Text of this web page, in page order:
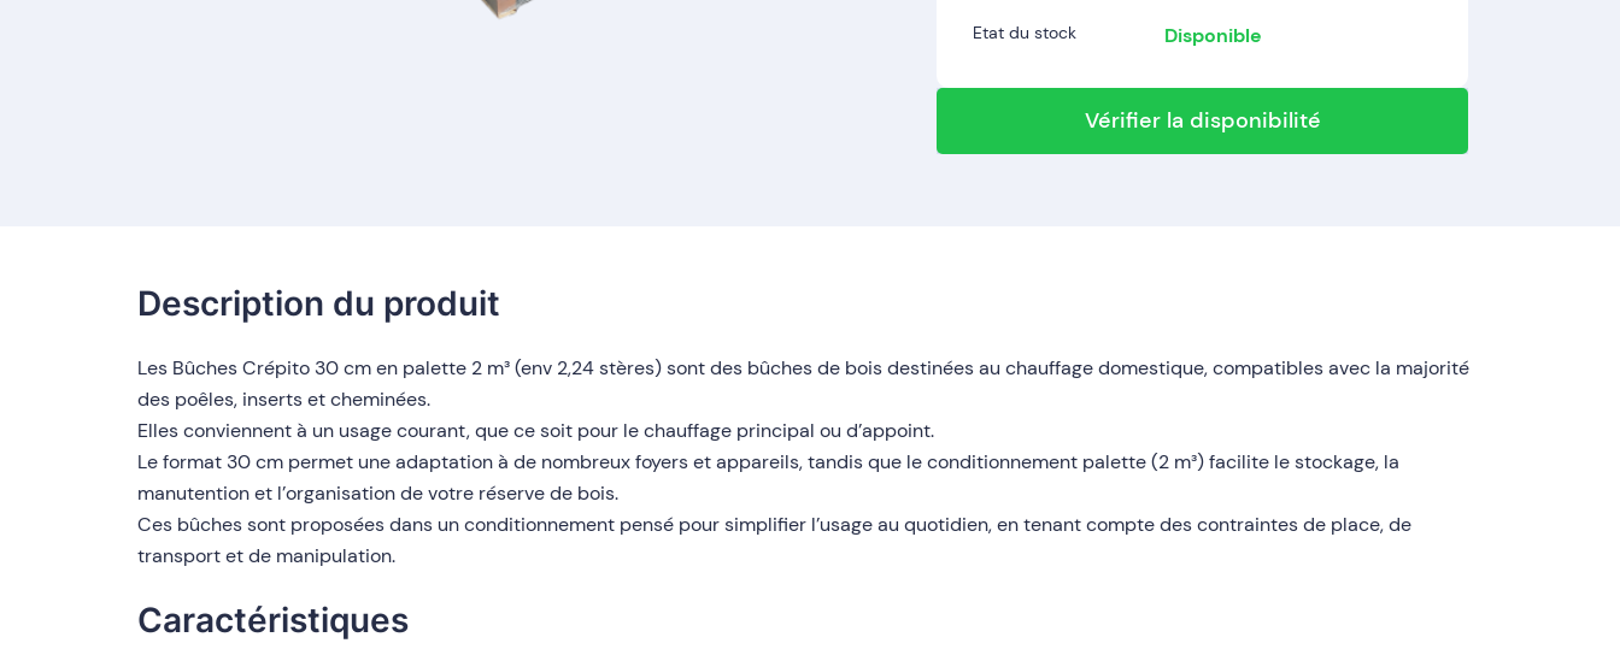
Etat du stock Disponible
Vérifier la disponibilité
Description du produit
Les Bûches Crépito 30 cm en palette 2 m³ (env 2,24 stères) sont des bûches de bois destinées au chauffage domestique, compatibles avec la majorité
des poêles, inserts et cheminées.
Elles conviennent à un usage courant, que ce soit pour le chauffage principal ou d’appoint.
Le format 30 cm permet une adaptation à de nombreux foyers et appareils, tandis que le conditionnement palette (2 m³) facilite le stockage, la
manutention et l’organisation de votre réserve de bois.
Ces bûches sont proposées dans un conditionnement pensé pour simplifier l’usage au quotidien, en tenant compte des contraintes de place, de
transport et de manipulation.
Caractéristiques